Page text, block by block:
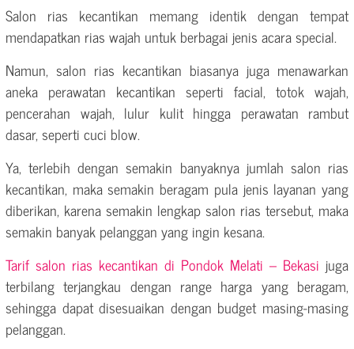
Salon rias kecantikan memang identik dengan tempat
mendapatkan rias wajah untuk berbagai jenis acara special.
Namun, salon rias kecantikan biasanya juga menawarkan
aneka perawatan kecantikan seperti facial, totok wajah,
pencerahan wajah, lulur kulit hingga perawatan rambut
dasar, seperti cuci blow.
Ya, terlebih dengan semakin banyaknya jumlah salon rias
kecantikan, maka semakin beragam pula jenis layanan yang
diberikan, karena semakin lengkap salon rias tersebut, maka
semakin banyak pelanggan yang ingin kesana.
Tarif salon rias kecantikan di Pondok Melati – Bekasi juga
terbilang terjangkau dengan range harga yang beragam,
sehingga dapat disesuaikan dengan budget masing-masing
pelanggan.